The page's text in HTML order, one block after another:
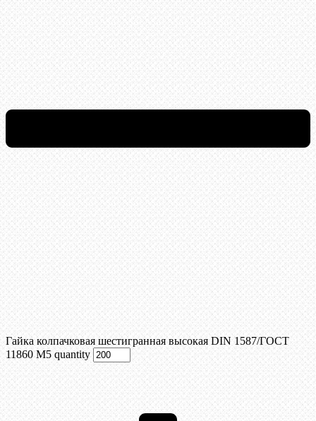
Гайка колпачковая шестигранная высокая DIN 1587/ГОСТ
11860 М5 quantity